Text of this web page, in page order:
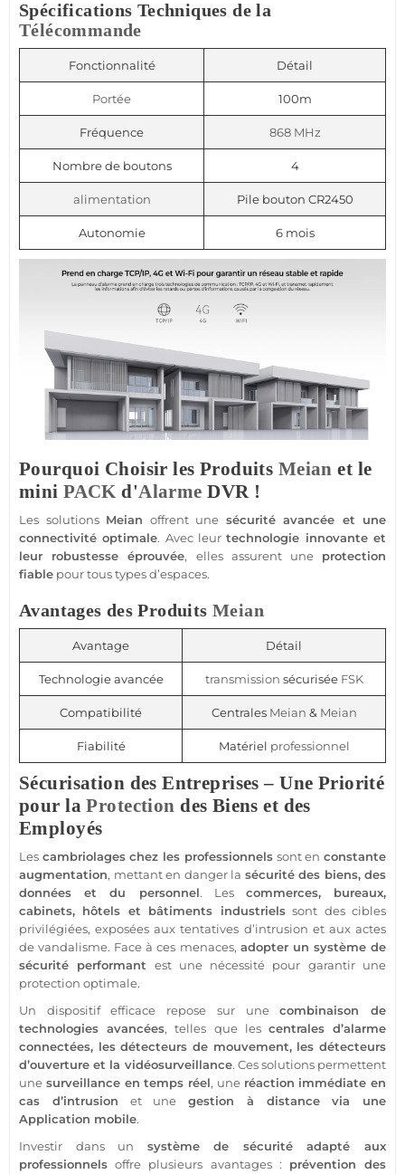
Spécifications Techniques de la
Télécommande
Fonctionnalité Détail
Portée 100m
Fréquence 868 MHz
Nombre de boutons 4
alimentation Pile bouton CR2450
Autonomie 6 mois
Pourquoi Choisir les Produits Meian et le
miniPACK d'Alarme DVR !
Les solutions Meian offrent une sécuritéavancée et une
connectivité optimale. Avec leurtechnologie innovante et
leur robustesse éprouvée, elles assurent une protection
fiable pour tous types d’espaces.
Avantages des Produits Meian
Avantage Détail
Technologie avancée transmission sécurisée FSK
Compatibilité Centrales Meian & Meian
Fiabilité Matériel professionnel
Sécurisation des Entreprises – Une Priorité
pour laProtection des Biens et des
Employés
Les cambriolages chez les professionnelssont enconstante
augmentation, mettant en danger la sécuritédes biens, des
données et du personnel. Les commerces, bureaux,
cabinets, hôtels et bâtiments industrielssont des cibles
privilégiées, exposées aux tentatives d’intrusion et aux actes
de vandalisme. Face à ces menaces, adopter un systèmede
sécurité performant est une nécessité pour garantir une
protection optimale.
Un dispositif efficace repose sur unecombinaison de
technologies avancées, telles que les centrales d’alarme
connectées, les détecteurs de mouvement, les détecteurs
d’ouverture et la vidéosurveillance. Ces solutions permettent
une surveillanceen temps réel, une réaction immédiate en
cas d’intrusion et une gestion à distance via une
Application mobile.
Investir dans un systèmede sécuritéadapté aux
professionnels offre plusieurs avantages : prévention des